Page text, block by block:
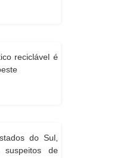
reciclável é
do Sul,
de